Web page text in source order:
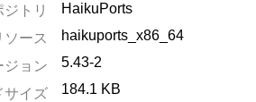
ジトリ
HaikuPorts
ソース
haikuports_x86_64
ジョン
5.43-2
サイズ 184.1 KB